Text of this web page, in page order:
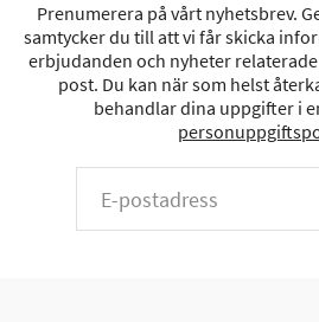
Prenumerera på vårt nyhetsbrev.
samtycker du till att vi får skicka
erbjudanden och nyheter
post. Du kan när som helst
behandlar dina uppgifter i